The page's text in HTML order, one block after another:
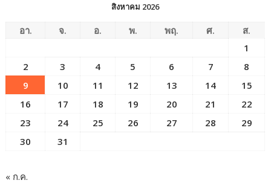
สิงหาคม 2026
อา. จ. อ. พ. พฤ. ศ.
ส.
1
2
3 4 5 6 7
8
9
10 11 12 13 14
15
16
17 18 19 20 21
22
23
24 25 26 27 28
29
30
31
« ก.ค.